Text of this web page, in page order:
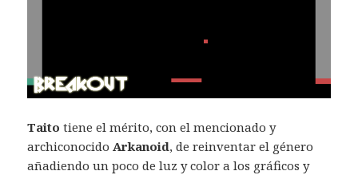
Taito tiene el mérito, con el mencionado y
archiconocidoArkanoid, de reinventar el género
añadiendo un poco de luz y color a los gráficos y